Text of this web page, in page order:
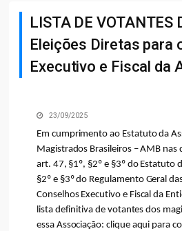
LISTA DE VOTANTES
Eleições Diretas para
Executivo e Fiscal da
23/09/2025
Em cumprimento ao Estatuto da
Magistrados Brasileiros – AMB nas
art. 47, §1º, §2º e §3º do Estatuto
§2º e §3º do Regulamento Geral
Conselhos Executivo e Fiscal da
lista definitiva de votantes dos
essa Associação: clique aqui para